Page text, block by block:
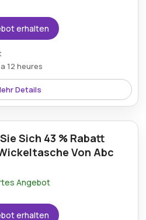
erhalten
12 heures
Details
Wrap zu 47 %
sichern Sie sich so Komfort
Preis.
Sich 43 % Rabatt
Von Abc
Angebot
erhalten